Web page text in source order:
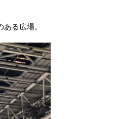
る広場。